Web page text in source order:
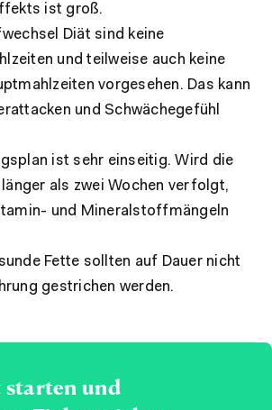
ist groß.
Diät sind keine
und teilweise auch keine
vorgesehen. Das kann
und Schwächegefühl
ist sehr einseitig. Wird die
als zwei Wochen verfolgt,
und Mineralstoffmängeln
Fette sollten auf Dauer nicht
gestrichen werden.
und